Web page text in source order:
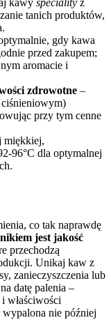
kawy speciality z
tanich produktów,
gdy kawa
przed zakupem;
aromacie i
zdrowotne –
przy tym cenne
miękkiej,
96°C dla optymalnej
co tak naprawdę
jest jakość
przechodzą
Unikaj kaw z
zanieczyszczenia lub
datę palenia –
właściwości
wypalona nie później